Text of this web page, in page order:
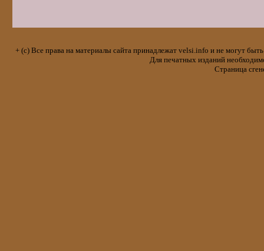
+ (с) Все права на материалы сайта принадлежат velsi.info и не могут
Для печатных изданий
Страница